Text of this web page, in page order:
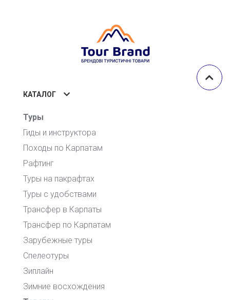
КАТАЛОГ
Туры
Гиды и инструктора
Походы по Карпатам
Рафтинг
Туры на пакрафтах
Туры с удобствами
Трансфер в Карпаты
Трансфер по Карпатам
Зарубежные туры
Спелеотуры
Зиплайн
Зимние восхождения